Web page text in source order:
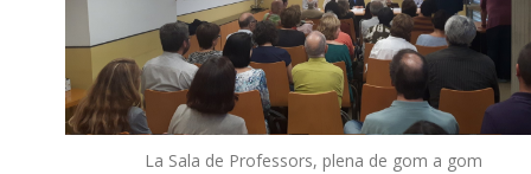
La Sala de Professors, plena de gom a gom